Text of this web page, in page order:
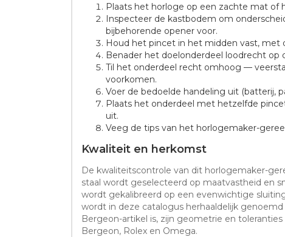
Plaats het horloge op een zachte mat of
Inspecteer de kastbodem om
bijbehorende opener voor.
Houd het pincet in het midden vast, met
Benader het doelonderdeel loodrecht
Til het onderdeel recht omhoog —
voorkomen.
Voer de bedoelde handeling uit (batterij,
Plaats het onderdeel met hetzelfde
uit.
Veeg de tips van het horlogemaker-
Kwaliteit en herkomst
De kwaliteitscontrole van dit horlogemaker-
staal wordt geselecteerd op maatvastheid en
wordt gekalibreerd op een evenwichtige
wordt in deze catalogus herhaaldelijk
Bergeon-artikel is, zijn geometrie en
Bergeon, Rolex en Omega.